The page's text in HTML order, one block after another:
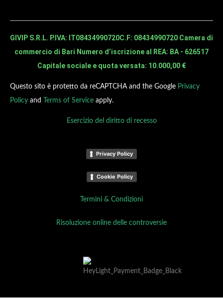
GIVIP S.R.L. P.IVA: IT08434990720C.F: 08434990720 Camera di
commercio di Bari Numero d’iscrizione al REA: BA - 626517
Capitale sociale e quota versata: 10.000,00 €
Questo sito è protetto da reCAPTCHA and the Google Privacy
Policy and Terms of Service apply.
Esercizio del diritto di recesso
Privacy Policy
Cookie Policy
Termini & Condizioni
Risoluzione online delle controversie